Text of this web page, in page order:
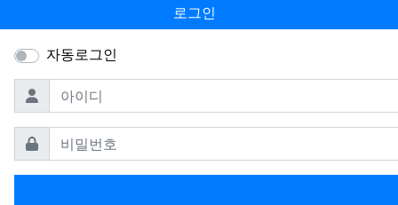
로그인
자동로그인
아이디
필수
비밀번호필수